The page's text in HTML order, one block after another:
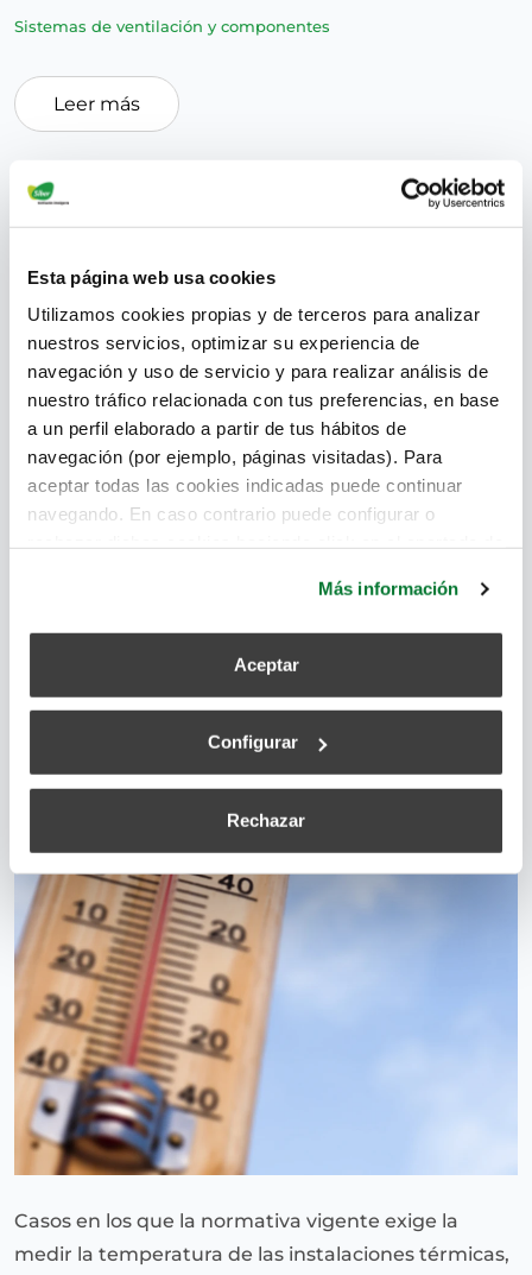
Esta página web usa cookies
Utilizamos cookies propias y de terceros para analizar
nuestros servicios, optimizar su experiencia de
navegación y uso de servicio y para realizar análisis de
nuestro tráfico relacionada con tus preferencias, en base
a un perfil elaborado a partir de tus hábitos de
navegación (por ejemplo, páginas visitadas). Para
aceptar todas las cookies indicadas puede continuar
navegando. En caso contrario puede configurar o
Más información
Aceptar
Configurar
Rechazar
Sistemas de ventilación y componentes
Leer más
Medir la temperatura y controlarla: un
superadmin
January 18, 2017
Normativas
Casos en los que la normativa vigente exige la
medir la temperatura de las instalaciones térmicas,